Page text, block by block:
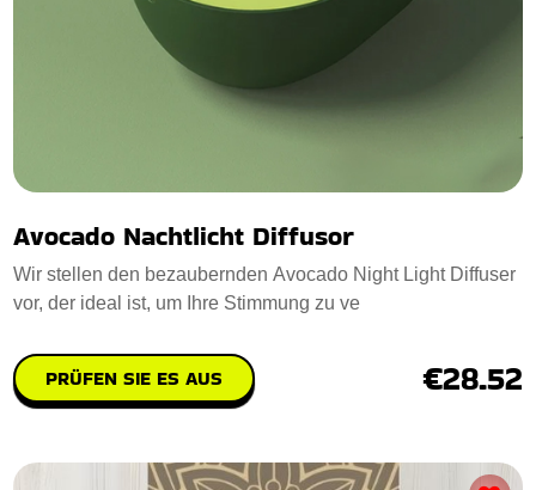
Avocado Nachtlicht Diffusor
Wir stellen den bezaubernden Avocado Night Light Diffuser
vor, der ideal ist, um Ihre Stimmung zu ve
PRÜFEN SIE ES AUS €28.52